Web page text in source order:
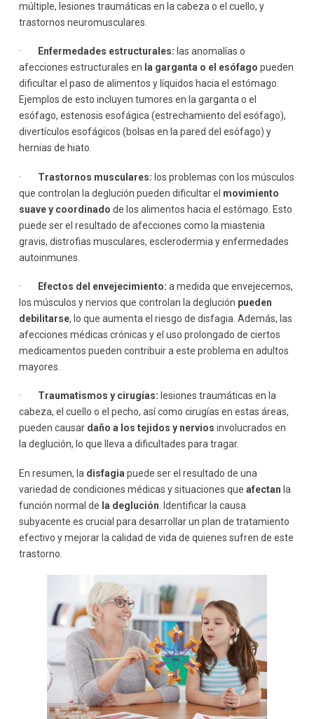
múltiple, lesiones traumáticas en la cabeza o el cuello, y
trastornos neuromusculares.
· Enfermedades estructurales: las anomalías o
afecciones estructurales en la garganta o el esófago pueden
dificultar el paso de alimentos y líquidos hacia el estómago.
Ejemplos de esto incluyen tumores en la garganta o el
esófago, estenosis esofágica (estrechamiento del esófago),
divertículos esofágicos (bolsas en la pared del esófago) y
hernias de hiato.
· Trastornos musculares: los problemas con los músculos
que controlan la deglución pueden dificultar el movimiento
suave y coordinado de los alimentos hacia el estómago. Esto
puede ser el resultado de afecciones como la miastenia
gravis, distrofias musculares, esclerodermia y enfermedades
autoinmunes.
· Efectos del envejecimiento: a medida que envejecemos,
los músculos y nervios que controlan la deglución pueden
debilitarse, lo que aumenta el riesgo de disfagia. Además, las
afecciones médicas crónicas y el uso prolongado de ciertos
medicamentos pueden contribuir a este problema en adultos
mayores.
· Traumatismos y cirugías: lesiones traumáticas en la
cabeza, el cuello o el pecho, así como cirugías en estas áreas,
pueden causar daño a los tejidos y nervios involucrados en
la deglución, lo que lleva a dificultades para tragar.
En resumen, la disfagia puede ser el resultado de una
variedad de condiciones médicas y situaciones que afectan la
función normal de la deglución . Identificar la causa
subyacente es crucial para desarrollar un plan de tratamiento
efectivo y mejorar la calidad de vida de quienes sufren de este
trastorno.